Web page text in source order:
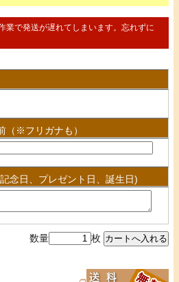
業で発送が遅れてしまいます。忘れずに
（※フリガナも）
念日、プレゼント日、誕生日)
数量 枚